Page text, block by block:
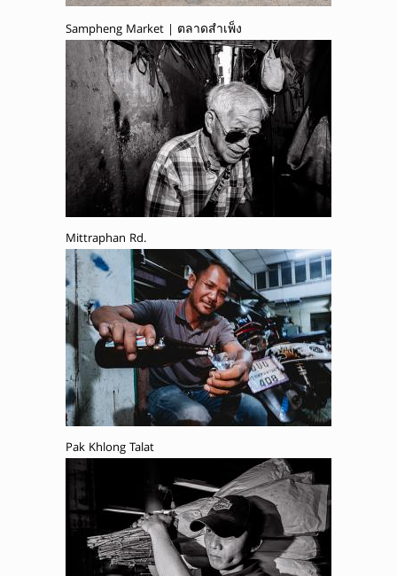
Sampheng Market | ตลาดสำเพ็ง
Mittraphan Rd.
Pak Khlong Talat